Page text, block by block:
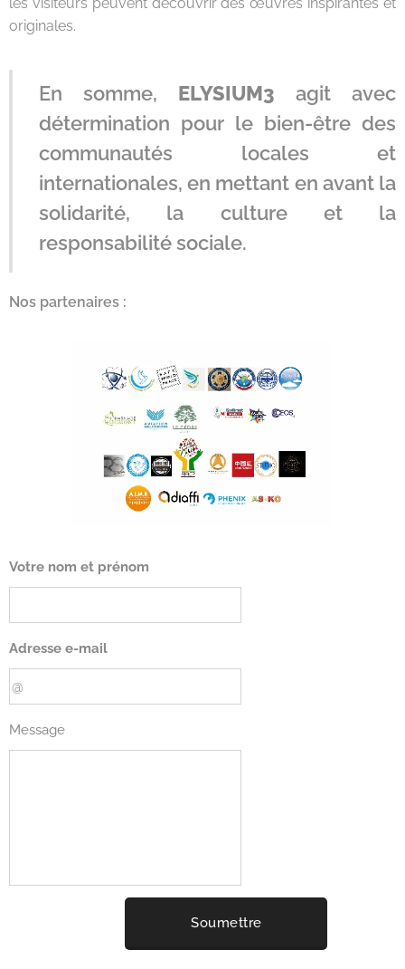
originales.
En somme, ELYSIUM3 agit avec
détermination pour le bien-être des
communautés locales et
internationales, en mettant en avant la
solidarité, la culture et la
responsabilité sociale.
Nos partenaires :
Votre nom et prénom
Adresse e-mail
Message
Soumettre